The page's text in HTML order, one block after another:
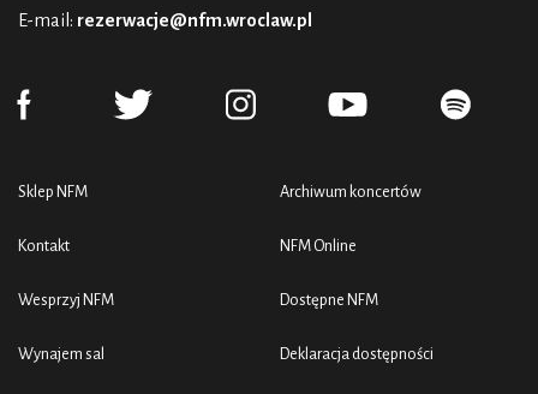
E-mail: rezerwacje@nfm.wroclaw.pl
Sklep NFM
Kontakt
Wesprzyj NFM
Wynajem sal
Archiwum koncertów
NFM Online
Dostępne NFM
Deklaracja dostępności